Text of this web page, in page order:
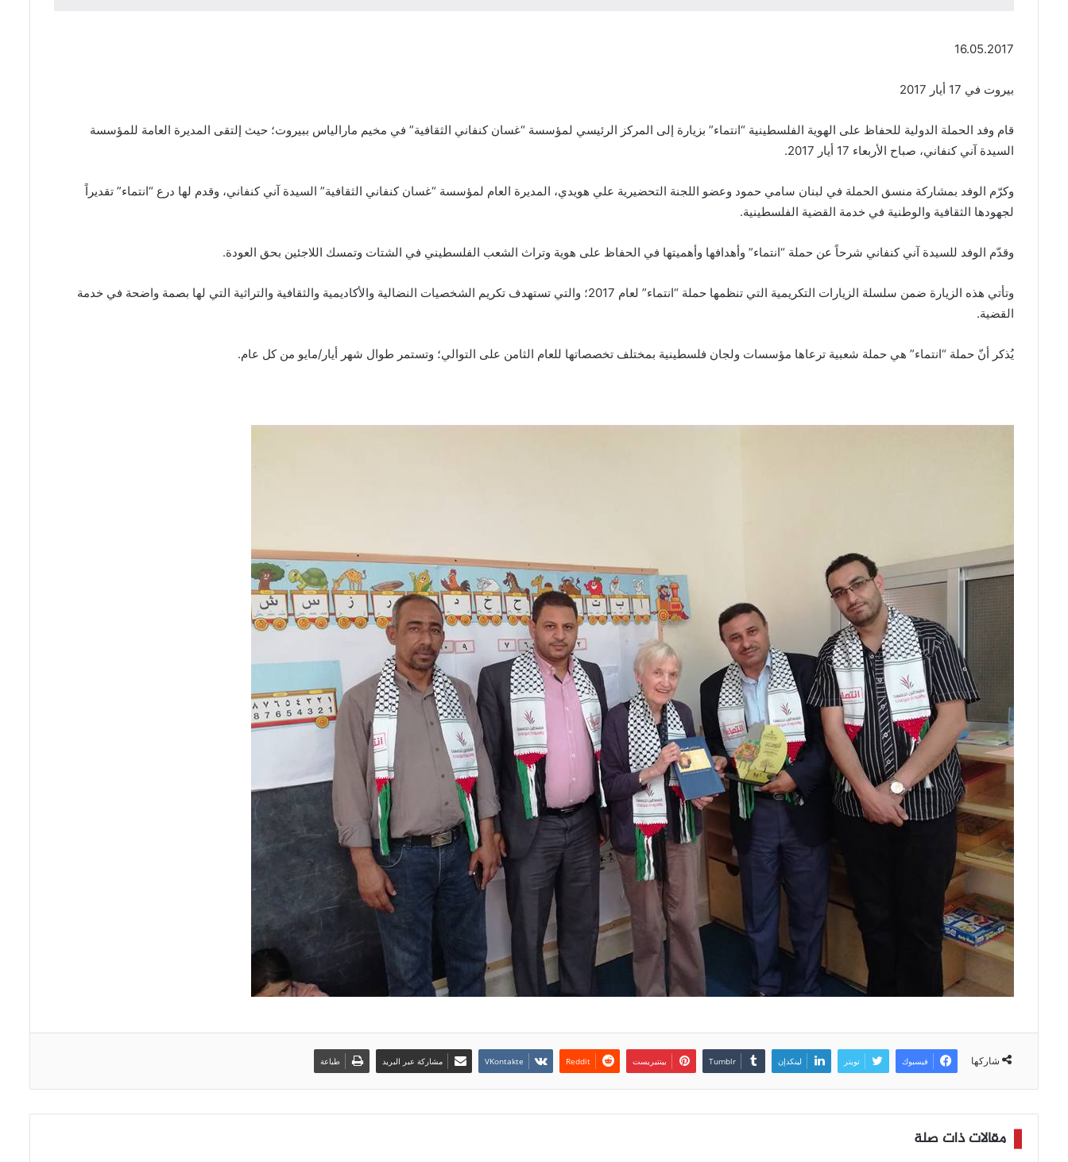
16.05.2017
بيروت في 17 أيار 2017
قام وفد الحملة الدولية للحفاظ على الهوية الفلسطينية “انتماء” بزيارة إلى المركز الرئيسي لمؤسسة “غسان كنفاني الثقافية” في مخيم مارالياس ببيروت؛ حيث إلتقى المديرة العامة للمؤسسة
السيدة آني كنفاني، صباح الأربعاء 17 أيار 2017.
وكرّم الوفد بمشاركة منسق الحملة في لبنان سامي حمود وعضو اللجنة التحضيرية علي هويدي، المديرة العام لمؤسسة “غسان كنفاني الثقافية” السيدة آني كنفاني، وقدم لها درع “انتماء” تقديراً
لجهودها الثقافية والوطنية في خدمة القضية الفلسطينية.
وقدّم الوفد للسيدة آني كنفاني شرحاً عن حملة “انتماء” وأهدافها وأهميتها في الحفاظ على هوية وتراث الشعب الفلسطيني في الشتات وتمسك اللاجئين بحق العودة.
وتأتي هذه الزيارة ضمن سلسلة الزيارات التكريمية التي تنظمها حملة “انتماء” لعام 2017؛ والتي تستهدف تكريم الشخصيات النضالية والأكاديمية والثقافية والتراثية التي لها بصمة واضحة في خدمة
القضية.
يُذكر أنّ حملة “انتماء” هي حملة شعبية ترعاها مؤسسات ولجان فلسطينية بمختلف تخصصاتها للعام الثامن على التوالي؛ وتستمر طوال شهر أيار/مايو من كل عام.
شاركها فيسبوك تويتر لينكدإن بينتيريست مشاركة عبر البريد طباعة
مقالات ذات صلة